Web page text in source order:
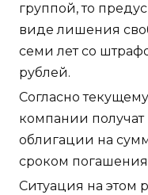
группой, то
виде лишения
семи лет со
рублей.
Согласно
компании получат
облигации на
сроком
Ситуация на этом